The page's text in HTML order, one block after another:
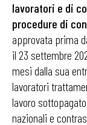
lavoratori e di
procedure di
approvata prima
il 23 settembre
mesi dalla sua
lavoratori
lavoro
nazionali e